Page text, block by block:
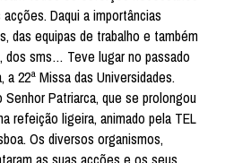
Daqui a importâncias
das equipas de trabalho e também
sms… Teve lugar no passado
22ª Missa das Universidades.
Patriarca, que se prolongou
refeição ligeira, animado pela TEL
Os diversos organismos,